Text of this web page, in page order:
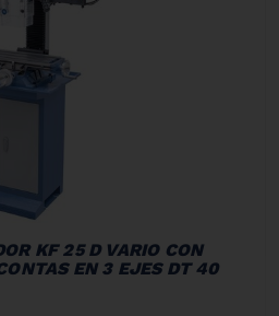
KF 25 D VARIO CON
EN 3 EJES DT 40